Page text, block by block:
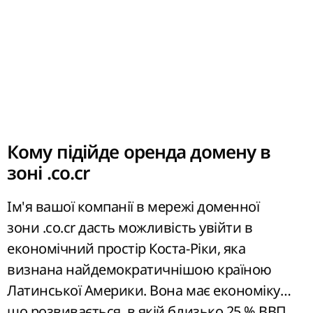
Кому підійде оренда домену в
зоні .co.cr
Ім'я вашої компанії в мережі доменної
зони .co.cr дасть можливість увійти в
економічний простір Коста-Ріки, яка
визнана найдемократичнішою країною
Латинської Америки. Вона має економіку,